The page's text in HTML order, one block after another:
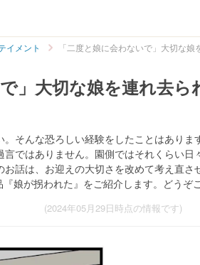
イメント 「二度と娘に会わないで」大切な
」大切な娘を連れ去ら
そんな恐ろしい経験をしたことはありま
ではありません。園側ではそれくらい日
話は、お迎えの大切さを改めて考え直さ
娘が拐われた』をご紹介します。どうぞ
(2024年05月29日時点の情報です)